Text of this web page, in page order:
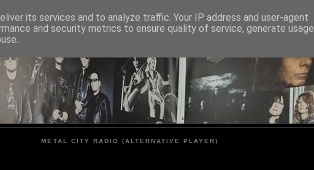
METAL CITY
METAL CITY RADIO (ALTERNATIVE PLAYER)
its services and to analyze traffic. Your IP address and user-agent
and security metrics to ensure quality of service, generate usage